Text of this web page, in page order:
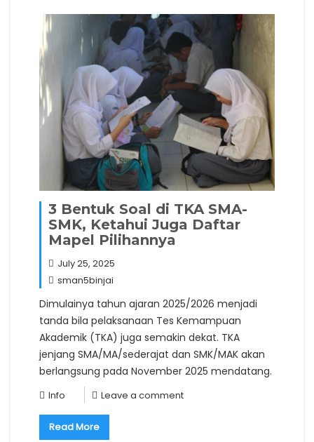
3 Bentuk Soal di TKA SMA-
SMK, Ketahui Juga Daftar
Mapel Pilihannya
July 25, 2025
sman5binjai
Dimulainya tahun ajaran 2025/2026 menjadi
tanda bila pelaksanaan Tes Kemampuan
Akademik (TKA) juga semakin dekat. TKA
jenjang SMA/MA/sederajat dan SMK/MAK akan
berlangsung pada November 2025 mendatang.
Info Leave a comment
Read More